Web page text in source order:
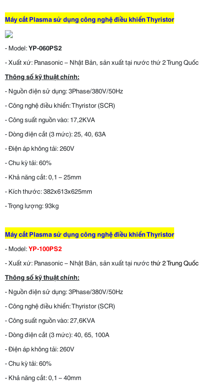
mạch hở
Circuit
Voltage
Kích thước
có mỏ
with
handles
Trọng
lượng kg 10
cấp
Sạch, khô không có dầu hoặc nitơ
Clean, dry, oil free air or nitrogen
Máy cắt Plasma sử dụng công nghệ điều khiển Thyristor
- Model:YP-060PS2
- Xuất xứ: Panasonic – Nhật Bản, sản xuất tại nước thứ 2 Trung Quốc
Thông số kỹ thuật chính:
- Nguồn điện sử dụng: 3Phase/380V/50Hz
- Công nghệ điều khiển: Thyristor (SCR)
- Công suất nguồn vào: 17,2KVA
- Dòng điện cắt (3 mức): 25, 40, 63A
- Điện áp không tải: 260V
- Chu kỳ tải: 60%
- Khả năng cắt: 0,1 – 25mm
- Kích thước: 382x613x625mm
- Trọng lượng: 93kg
Máy cắt Plasma sử dụng công nghệ điều khiển Thyristor
- Model:YP-100PS2
- Xuất xứ: Panasonic – Nhật Bản, sản xuất tại nước thứ 2 Trung Quốc
Thông số kỹ thuật chính:
- Nguồn điện sử dụng: 3Phase/380V/50Hz
- Công nghệ điều khiển: Thyristor (SCR)
- Công suất nguồn vào: 27,6KVA
- Dòng điện cắt (3 mức): 40, 65, 100A
- Điện áp không tải: 260V
- Chu kỳ tải: 60%
- Khả năng cắt: 0,1 – 40mm